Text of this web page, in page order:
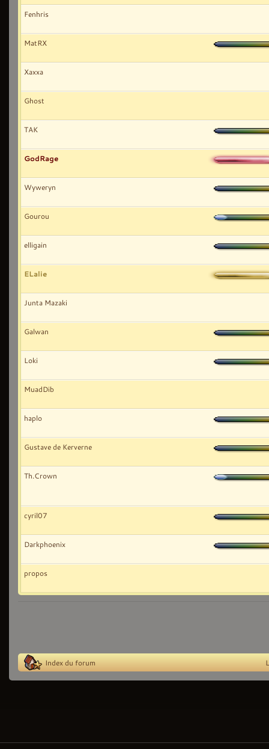
Fenhris
MatRX
Xaxxa
Ghost
TAK
GodRage
Wyweryn
Gourou
elligain
ELalie
Junta Mazaki
Galwan
Loki
MuadDib
haplo
Gustave de Kerverne
Th.Crown
cyril07
Darkphoenix
propos
Index du forum